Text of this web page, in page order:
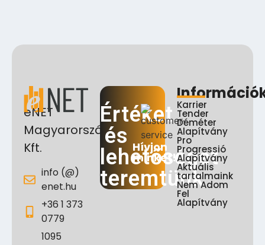
eNET
Magyarország
Kft.
info (@)
enet.hu
+36 1 373
0779
1095
Értéket
és
lehetőséget
teremtünk
Hívjon
minket!
Karrier
Tender
Déméter
Alapítvány
Pro
Progressió
Alapítvány
Aktuális
tartalmaink
Nem Adom
Fel
Alapítvány